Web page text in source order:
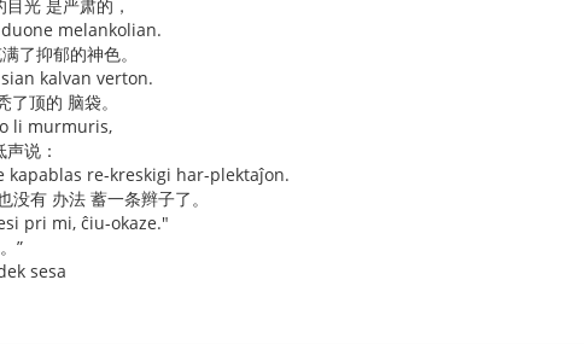
光 是严肃的，
melankolian.
了抑郁的神色。
kalvan verton.
顶的 脑袋。
li murmuris,
说：
kapablas re-kreskigi har-plektaĵon.
没有 办法 蓄一条辫子了。
pri mi, ĉiu-okaze."
”
sesa